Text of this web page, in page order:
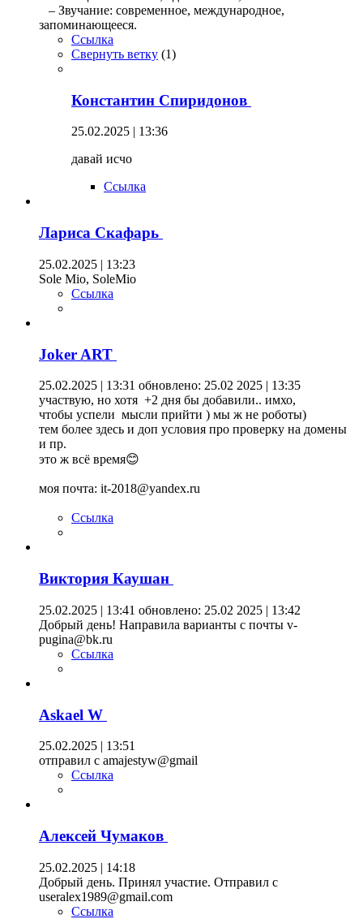
– Звучание: современное, международное,
запоминающееся.
Ссылка
Свернуть ветку (1)
Константин Спиридонов
25.02.2025 | 13:36
давай исчо
Ссылка
Лариса Скафарь
25.02.2025 | 13:23
Sole Mio, SoleMio
Ссылка
Joker ART
25.02.2025 | 13:31 обновлено: 25.02 2025 | 13:35
участвую, но хотя +2 дня бы добавили.. имхо,
чтобы успели мысли прийти ) мы ж не роботы)
тем более здесь и доп условия про проверку на домены
и пр.
это ж всё время😊
моя почта: it-2018@yandex.ru
Ссылка
Виктория Каушан
25.02.2025 | 13:41 обновлено: 25.02 2025 | 13:42
Добрый день! Направила варианты с почты v-
pugina@bk.ru
Ссылка
Askael W
25.02.2025 | 13:51
отправил с amajestyw@gmail
Ссылка
Алексей Чумаков
25.02.2025 | 14:18
Добрый день. Принял участие. Отправил с
useralex1989@gmail.com
Ссылка